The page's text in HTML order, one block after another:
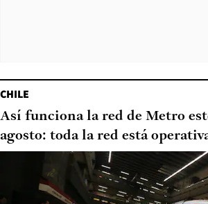
CHILE
Así funciona la red de Metro
agosto: toda la red está